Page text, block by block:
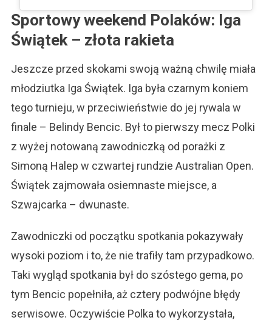
Sportowy weekend Polaków: Iga
Świątek – złota rakieta
Jeszcze przed skokami swoją ważną chwilę miała
młodziutka Iga Świątek. Iga była czarnym koniem
tego turnieju, w przeciwieństwie do jej rywala w
finale – Belindy Bencic. Był to pierwszy mecz Polki
z wyżej notowaną zawodniczką od porażki z
Simoną Halep w czwartej rundzie Australian Open.
Świątek zajmowała osiemnaste miejsce, a
Szwajcarka – dwunaste.
Zawodniczki od początku spotkania pokazywały
wysoki poziom i to, że nie trafiły tam przypadkowo.
Taki wygląd spotkania był do szóstego gema, po
tym Bencic popełniła, aż cztery podwójne błędy
serwisowe. Oczywiście Polka to wykorzystała,